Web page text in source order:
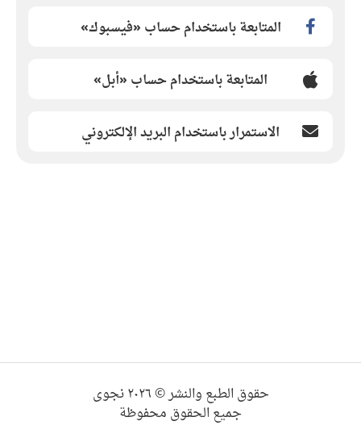
المتابعة باستخدام حساب «فيسبوك»
المتابعة باستخدام حساب «أبل»
الاستمرار باستخدام البريد الإلكتروني
حقوق الطبع والنشر © ٢٠٢٦ نجوى
جميع الحقوق محفوظة